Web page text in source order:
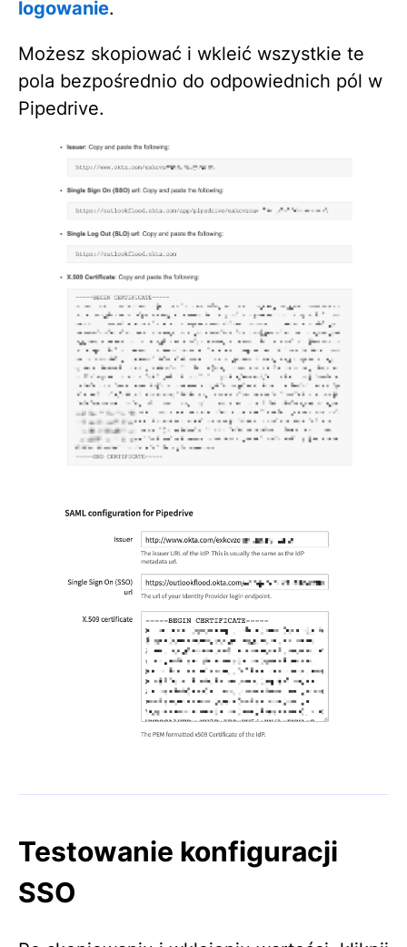
logowanie.
Możesz skopiować i wkleić wszystkie te
pola bezpośrednio do odpowiednich pól w
Pipedrive.
Testowanie konfiguracji
SSO